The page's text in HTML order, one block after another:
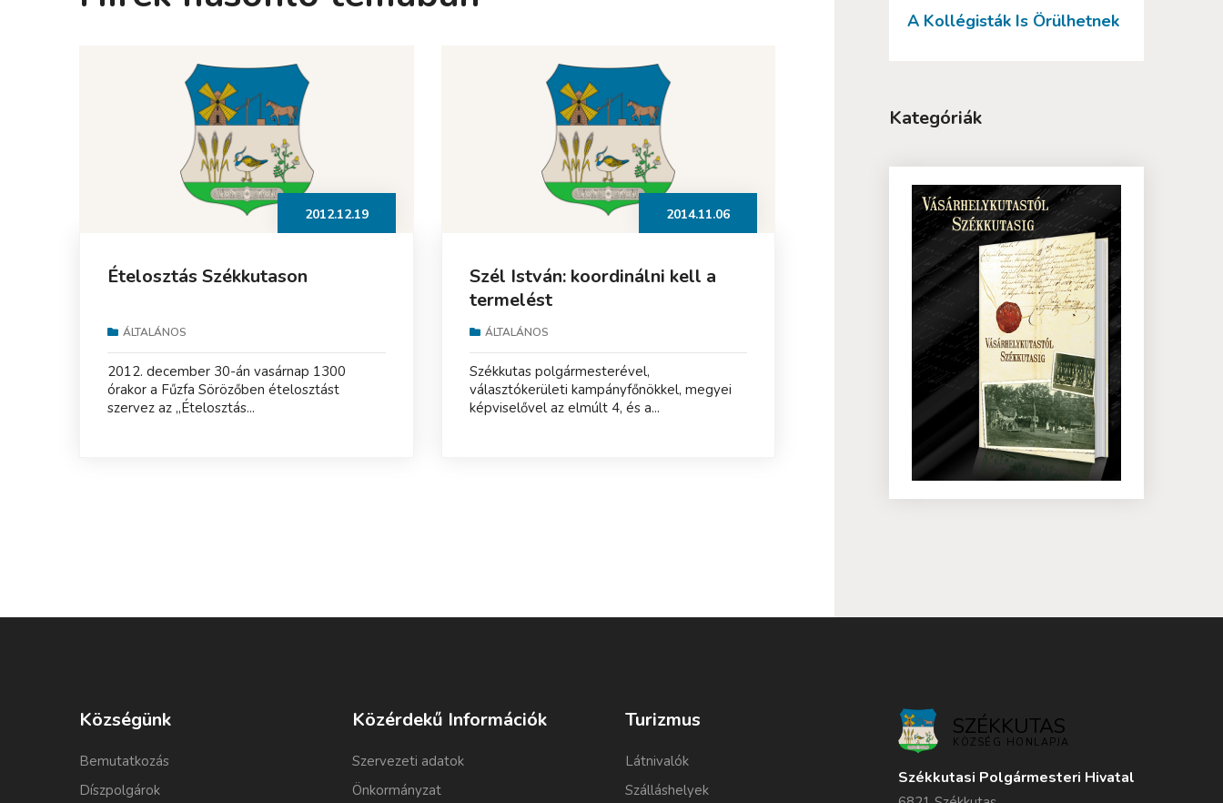
2012.12.19
Ételosztás Székkutason
ÁLTALÁNOS
2012. december 30-án vasárnap 1300
órakor a Fűzfa Sörözőben ételosztást
szervez az „Ételosztás...
2014.11.06
Szél István: koordinálni kell a
termelést
ÁLTALÁNOS
Székkutas polgármesterével,
választókerületi kampányfőnökkel, megyei
képviselővel az elmúlt 4, és a...
A Kollégisták Is Örülhetnek
Kategóriák
Községünk
Bemutatkozás
Díszpolgárok
Közérdekű Információk
Szervezeti adatok
Önkormányzat
Turizmus
Látnivalók
Szálláshelyek
SZÉKKUTAS
KÖZSÉG HONLAPJA
Székkutasi Polgármesteri Hivatal